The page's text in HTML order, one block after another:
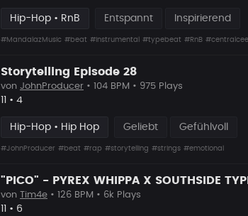
Hip-Hop • RnB Entspannt Inspirierend
#MandalazMusic #beat #instrumental #typebeat #RnB #centralcee
Storytelling Episode 28
von JohnProducer • 104 BPM • 975 Plays
Likes
• Vorgeschlagen
4
Hip-Hop • Hip Hop Geliebt Gefühlvoll
#JohnProducer #beat #rap #storytelling #strings #emotional
"PICO" - PYREX WHIPPA X SOUTHSIDE
von Tim4e • 126 BPM • 6k Plays
Likes
• Vorgeschlagen
6